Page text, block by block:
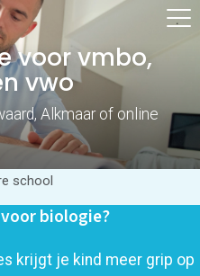
voor vmbo,
vwo
Alkmaar of online
school
biologie?
krijgt je kind meer grip op